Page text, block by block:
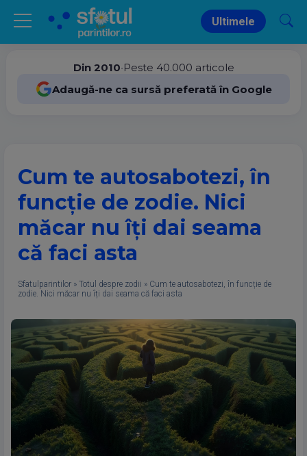
Ultimele
Din 2010•Peste 40.000 articole
Adaugă-ne ca sursă preferată în Google
Cum te autosabotezi, în
funcție de zodie. Nici
măcar nu îți dai seama
că faci asta
Sfatulparintilor » Totul despre zodii » Cum te autosabotezi, în funcție de
zodie. Nici măcar nu îți dai seama că faci asta